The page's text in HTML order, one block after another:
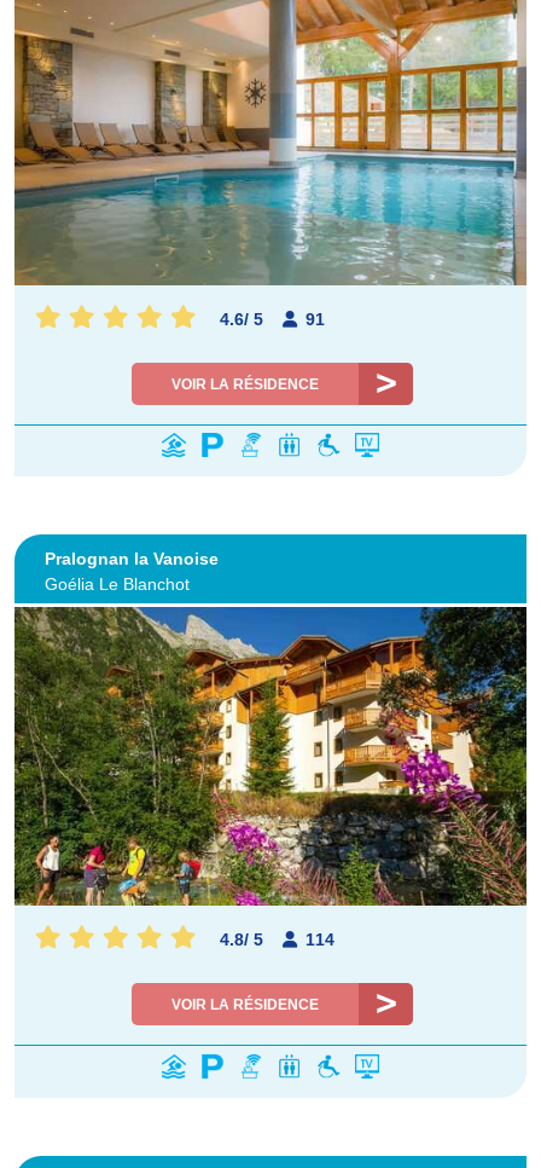
4.6/ 5 91
VOIR LA RÉSIDENCE
Pralognan la Vanoise
Goélia Le Blanchot
4.8/ 5 114
VOIR LA RÉSIDENCE